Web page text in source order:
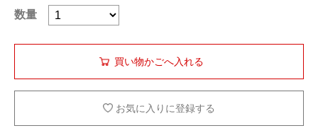
数量
お気に入りに登録する